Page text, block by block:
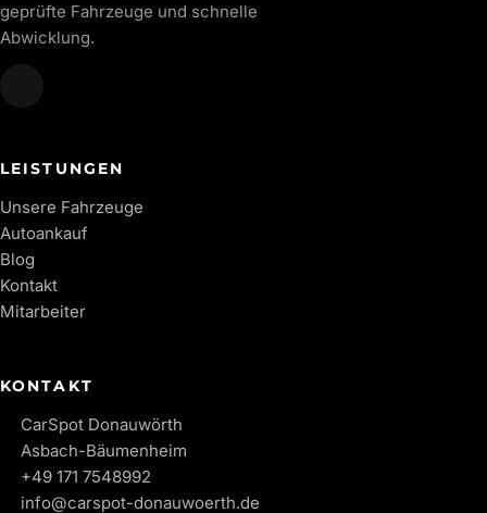
geprüfte Fahrzeuge und schnelle
Abwicklung.
LEISTUNGEN
Unsere Fahrzeuge
Autoankauf
Blog
Kontakt
Mitarbeiter
KONTAKT
CarSpot Donauwörth
Asbach-Bäumenheim
+49 171 7548992
info@carspot-donauwoerth.de